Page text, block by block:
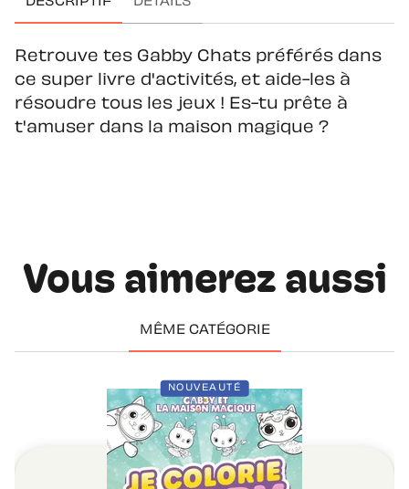
Retrouve tes Gabby Chats préférés dans
ce super livre d'activités, et aide-les à
résoudre tous les jeux ! Es-tu prête à
t'amuser dans la maison magique ?
Vous aimerez aussi
MÊME CATÉGORIE
NOUVEAUTÉ